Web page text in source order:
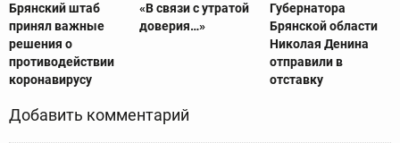
Брянский штаб
принял важные
решения о
противодействии
коронавирусу
«В связи с утратой
доверия…»
Губернатора
Брянской области
Николая Денина
отправили в
отставку
Добавить комментарий